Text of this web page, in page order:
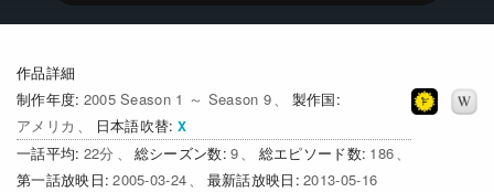
その他の国のTV番組
Netflix 高い評価の海外作品
みんなの作品レビュー
Watchlist
作品詳細
制作年度 2005 Season 1 ～ Season 9
製作国
アメリカ
日本語吹替
一話平均 22 総シーズン数 9 総エピソード数 186
第一話放映日 2005-03-24 最新話放映日 2013-05-16